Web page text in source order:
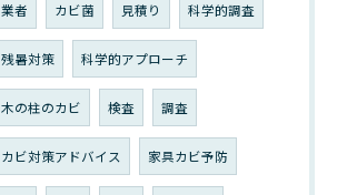
業者 カビ菌 見積り 科学的調査
残暑対策 科学的アプローチ
木の柱のカビ 検査 調査
カビ対策アドバイス 家具カビ予防